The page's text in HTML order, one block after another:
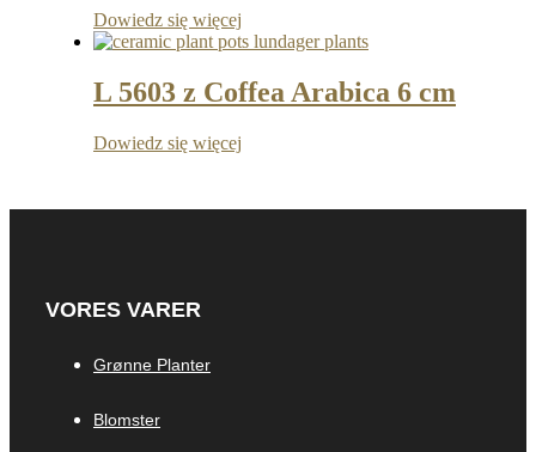
Dowiedz się więcej
L 5603 z Coffea Arabica 6 cm
Dowiedz się więcej
VORES VARER
Grønne Planter
Blomster